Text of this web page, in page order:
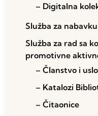
– Digitalna
Služba za
Služba za rad sa
promotivne
– Članstvo i
– Katalozi
– Čitaonice